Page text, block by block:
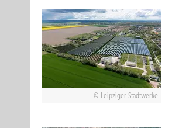
Leipziger Stadtwerke